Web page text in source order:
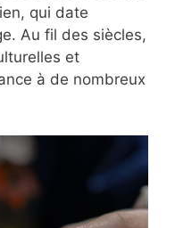
qui date
Au fil des siècles,
et
à de nombreux